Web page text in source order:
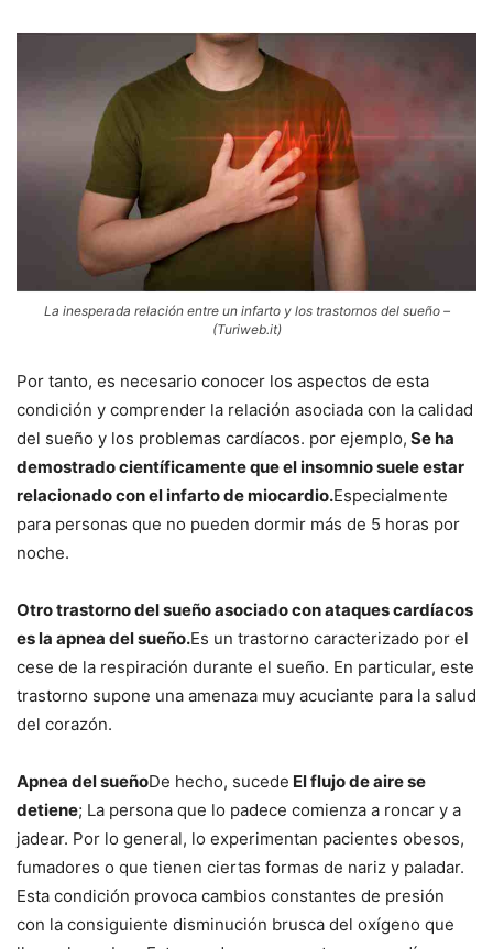
La inesperada relación entre un infarto y los trastornos del sueño –
(Turiweb.it)
Por tanto, es necesario conocer los aspectos de esta
condición y comprender la relación asociada con la calidad
del sueño y los problemas cardíacos. por ejemplo, Se ha
demostrado científicamente que el insomnio suele estar
relacionado con el infarto de miocardio.Especialmente
para personas que no pueden dormir más de 5 horas por
noche.
Otro trastorno del sueño asociado con ataques cardíacos
es la apnea del sueño.Es un trastorno caracterizado por el
cese de la respiración durante el sueño. En particular, este
trastorno supone una amenaza muy acuciante para la salud
del corazón.
Apnea del sueñoDe hecho, sucede El flujo de aire se
detiene; La persona que lo padece comienza a roncar y a
jadear. Por lo general, lo experimentan pacientes obesos,
fumadores o que tienen ciertas formas de nariz y paladar.
Esta condición provoca cambios constantes de presión
con la consiguiente disminución brusca del oxígeno que